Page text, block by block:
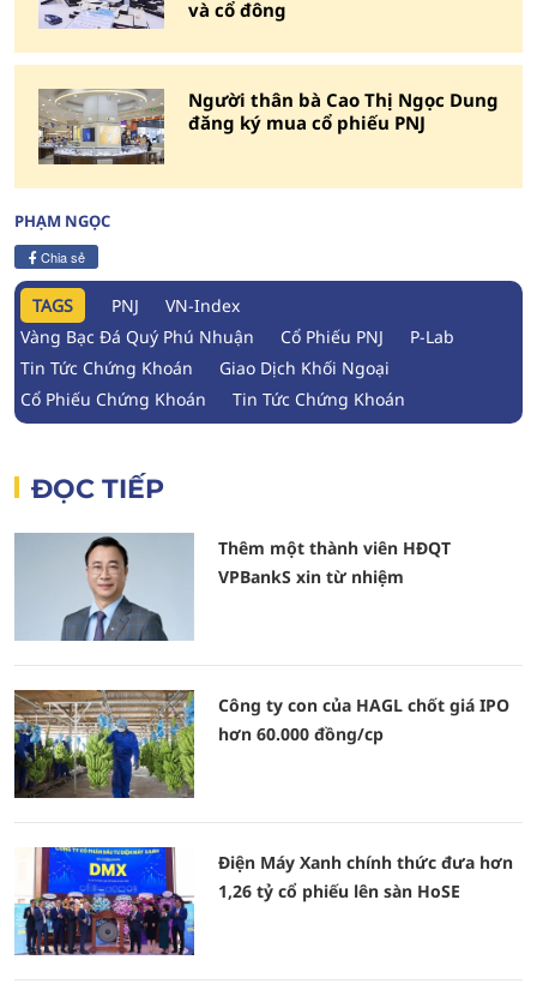
và cổ đông
Người thân bà Cao Thị Ngọc Dung
đăng ký mua cổ phiếu PNJ
PHẠM NGỌC
Chia sẻ
TAGS PNJ
VN-Index
Vàng Bạc Đá Quý Phú Nhuận
Cổ Phiếu PNJ
P-Lab
Tin Tức Chứng Khoán
Giao Dịch Khối Ngoại
Cổ Phiếu Chứng Khoán
Tin Tức Chứng Khoán
ĐỌC TIẾP
Thêm một thành viên HĐQT
VPBankS xin từ nhiệm
Công ty con của HAGL chốt giá IPO
hơn 60.000 đồng/cp
Điện Máy Xanh chính thức đưa hơn
1,26 tỷ cổ phiếu lên sàn HoSE